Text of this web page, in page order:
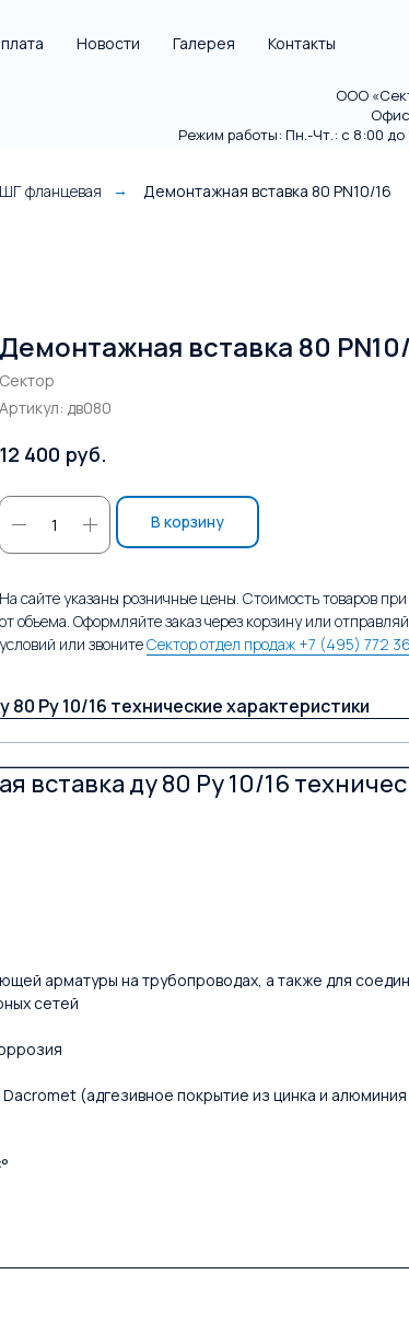
Новости Галерея Контакты
ООО
Режим работы: Пн.-Чт.: с 8:00 до
фланцевая → Демонтажная вставка 80 PN10/16
Демонтажная вставка 80
Сектор
Артикул: дв080
12 400 руб.
В корзину
На сайте указаны розничные цены. Стоимость товаров
от объема. Оформляйте заказ через корзину или
условий или звонитеСектор отдел продаж +7 (495) 772
Ру 10/16 технические характеристики
ду 80 Ру 10/16
арматуры на трубопроводах, а также для
сетей
(адгезивное покрытие из цинка и